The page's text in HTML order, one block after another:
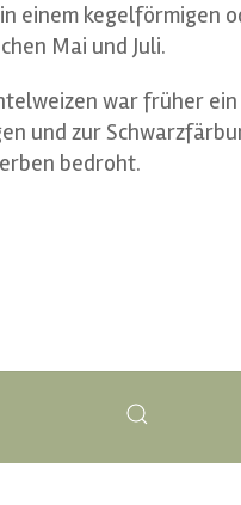
einem
Mai und Juli.
war früher
und zur
bedroht.